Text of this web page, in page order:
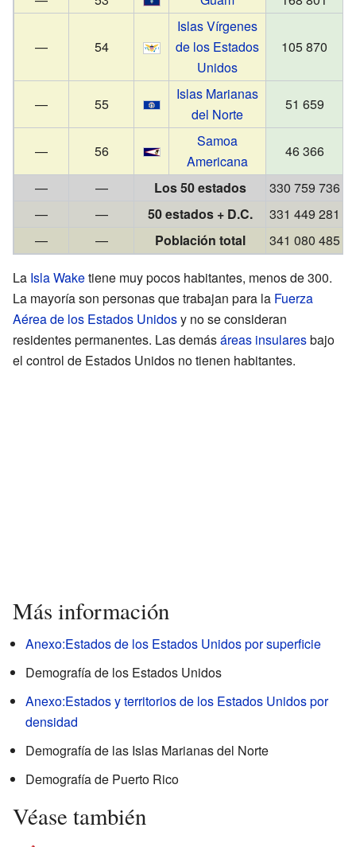
— 54
Islas Vírgenes
de los Estados
Unidos
105 870
— 55
Islas Marianas
del Norte
51 659
— 56
Samoa
Americana
46 366
—
— Los 50 estados
330 759 736
—
— 50 estados + D.C.
331 449 281
—
— Población total 341 080 485
La Isla Waketiene muy pocos habitantes, menos de 300.
La mayoría son personas que trabajan para la Fuerza
Aérea de los Estados Unidosy no se consideran
residentes permanentes. Las demásáreas insularesbajo
el control de Estados Unidos no tienen habitantes.
Más información
Anexo:Estados de los Estados Unidos por superficie
Demografía de los Estados Unidos
Anexo:Estados y territorios de los Estados Unidos por
densidad
Demografía de las Islas Marianas del Norte
Demografía de Puerto Rico
Véase también